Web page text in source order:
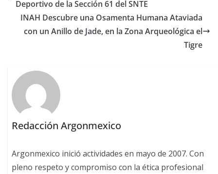
Deportivo de la Sección 61 del SNTE
INAH Descubre una Osamenta Humana Ataviada
con un Anillo de Jade, en la Zona Arqueológica el
Tigre
Redacción Argonmexico
Argonmexico inició actividades en mayo de 2007. Con
pleno respeto y compromiso con la ética profesional